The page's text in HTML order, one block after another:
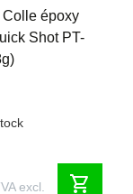
époxy
Shot PT-
excl. shopping_cart